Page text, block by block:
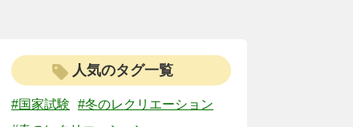
人気のタグ一覧
#国家試験
#冬のレクリエーション